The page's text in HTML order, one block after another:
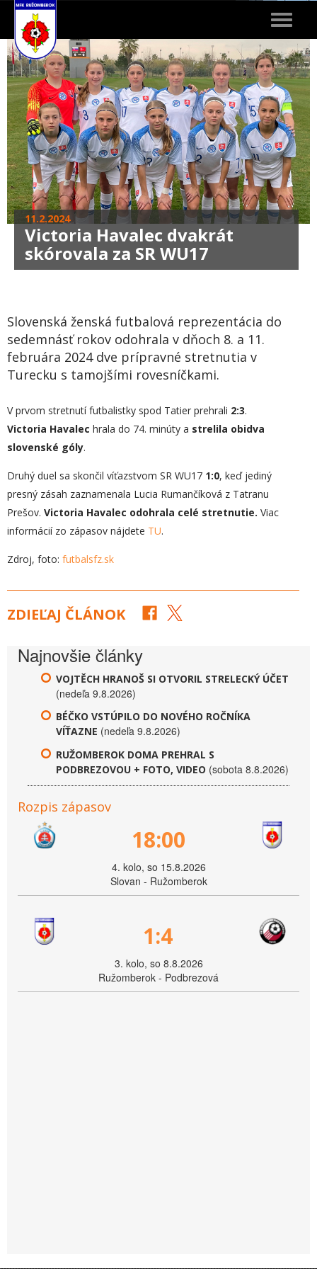
Toggle
11.2.2024
Victoria Havalec dvakrát
skórovala za SR WU17
Slovenská ženská futbalová reprezentácia do
sedemnásť rokov odohrala v dňoch 8. a 11.
februára 2024 dve prípravné stretnutia v
Turecku s tamojšími rovesníčkami.
V prvom stretnutí futbalistky spod Tatier prehrali 2:3.
Victoria Havalec hrala do 74. minúty a strelila obidva
slovenské góly.
Druhý duel sa skončil víťazstvom SR WU17 1:0, keď jediný
presný zásah zaznamenala Lucia Rumančíková z Tatranu
Prešov. Victoria Havalec odohrala celé stretnutie. Viac
informácií zo zápasov nájdete TU.
Zdroj, foto: futbalsfz.sk
ZDIEĽAJ ČLÁNOK
Najnovšie články
VOJTĚCH HRANOŠ SI OTVORIL STRELECKÝ ÚČET
(nedeľa 9.8.2026)
BÉČKO VSTÚPILO DO NOVÉHO ROČNÍKA
VÍŤAZNE (nedeľa 9.8.2026)
RUŽOMBEROK DOMA PREHRAL S
PODBREZOVOU + FOTO, VIDEO (sobota 8.8.2026)
Rozpis zápasov
18:00
4. kolo, so 15.8.2026
Slovan - Ružomberok
1:4
3. kolo, so 8.8.2026
Ružomberok - Podbrezová